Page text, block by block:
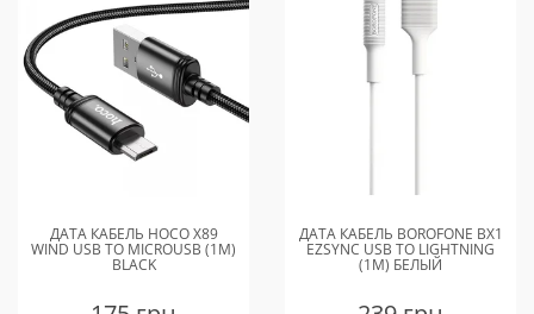
ДАТА КАБЕЛЬ HOCO X89
WIND USB TO MICROUSB (1M)
BLACK
ДАТА КАБЕЛЬ BOROFONE BX1
EZSYNC USB TO LIGHTNING
(1M) БЕЛЫЙ